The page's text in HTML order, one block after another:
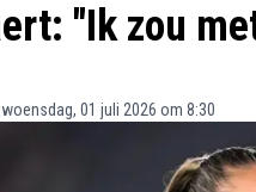
"Ik zou
woensdag, 01 juli 2026 om 8:30